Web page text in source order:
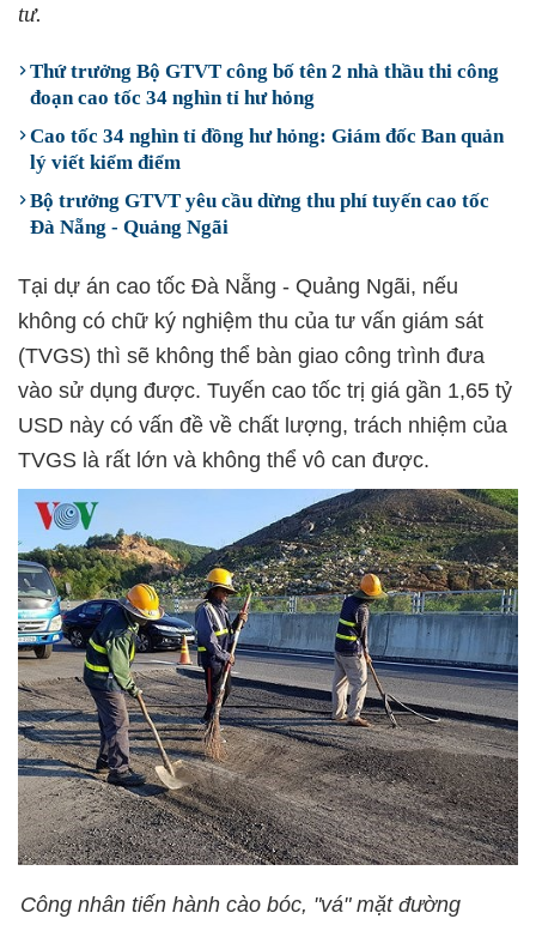
tư.
Thứ trưởng Bộ GTVT công bố tên 2 nhà thầu thi công
đoạn cao tốc 34 nghìn tỉ hư hỏng
Cao tốc 34 nghìn tỉ đồng hư hỏng: Giám đốc Ban quản
lý viết kiểm điểm
Bộ trưởng GTVT yêu cầu dừng thu phí tuyến cao tốc
Đà Nẵng - Quảng Ngãi
Tại dự án cao tốc Đà Nẵng - Quảng Ngãi, nếu
không có chữ ký nghiệm thu của tư vấn giám sát
(TVGS) thì sẽ không thể bàn giao công trình đưa
vào sử dụng được. Tuyến cao tốc trị giá gần 1,65 tỷ
USD này có vấn đề về chất lượng, trách nhiệm của
TVGS là rất lớn và không thể vô can được.
Công nhân tiến hành cào bóc, "vá" mặt đường